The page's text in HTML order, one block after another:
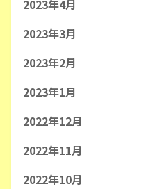
2023年4月
2023年3月
2023年2月
2023年1月
2022年12月
2022年11月
2022年10月